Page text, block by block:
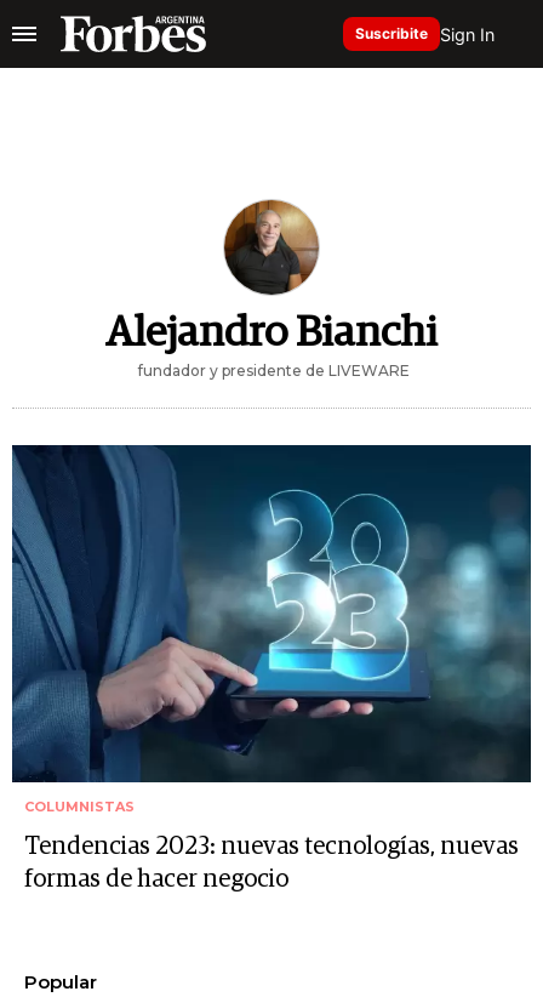
Suscribite Sign In
Alejandro Bianchi
fundador y presidente de LIVEWARE
COLUMNISTAS
Tendencias 2023: nuevas tecnologías, nuevas
formas de hacer negocio
Popular